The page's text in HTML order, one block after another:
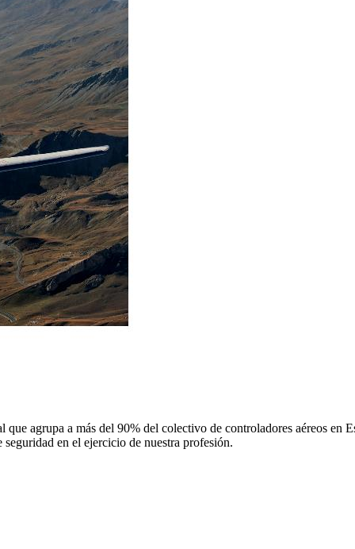
agrupa a más del 90% del colectivo de controladores aéreos en
en el ejercicio de nuestra profesión.